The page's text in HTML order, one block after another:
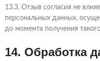
13.3. Отзыв согласия не
персональных данных,
до момента получения
14. Обработка